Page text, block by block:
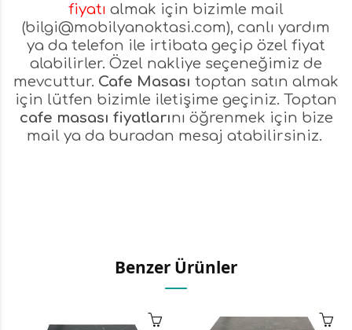
fiyatı almak için bizimle mail
(bilgi@mobilyanoktasi.com), canlı yardım
ya da telefon ile irtibata geçip özel fiyat
alabilirler. Özel nakliye seçeneğimiz de
mevcuttur. Cafe Masası toptan satın almak
için lütfen bizimle iletişime geçiniz. Toptan
cafe masası fiyatlarını öğrenmek için bize
mail ya da buradan mesaj atabilirsiniz.
Benzer Ürünler